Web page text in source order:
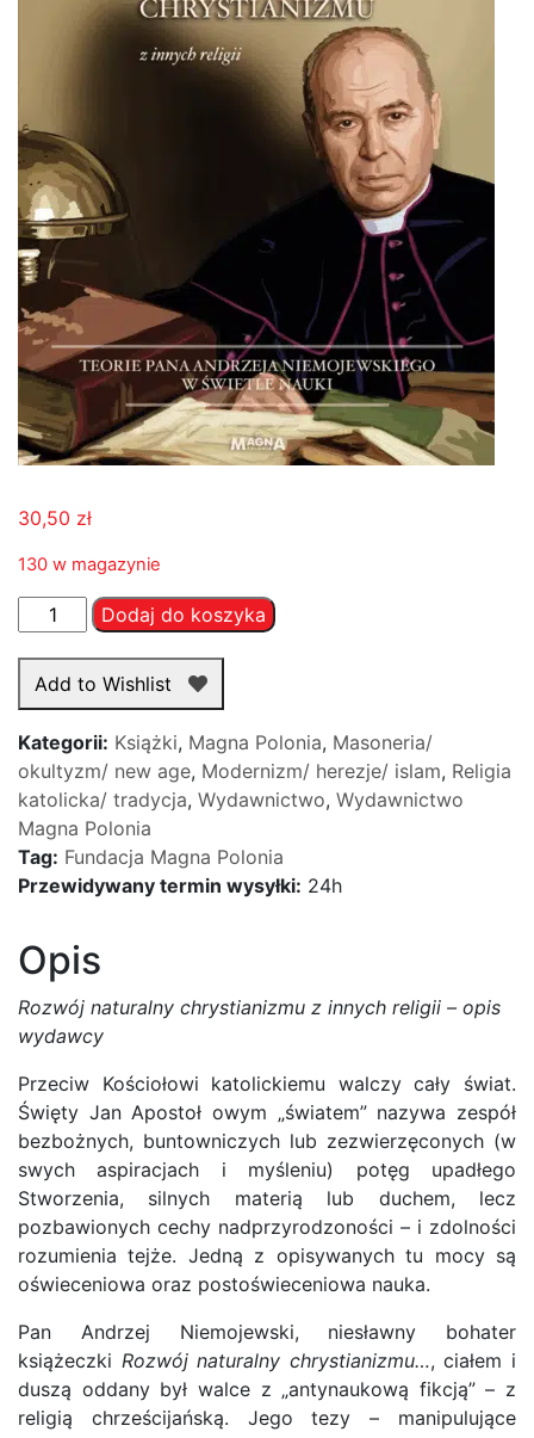
30,50 zł
130 w magazynie
ilość
Rozwój
naturalny
chrystianizmu
innych
religii
-
ks.
dr
S.
Dodaj do koszyka
Add to Wishlist
Kategorii: Książki, Magna Polonia, Masoneria/
okultyzm/ new age, Modernizm/ herezje/ islam, Religia
katolicka/ tradycja, Wydawnictwo, Wydawnictwo
Magna Polonia
Tag: Fundacja Magna Polonia
Przewidywany termin wysyłki: 24h
Opis
Rozwój naturalny chrystianizmu z innych religii – opis
wydawcy
Przeciw Kościołowi katolickiemu walczy cały świat.
Święty Jan Apostoł owym „światem” nazywa zespół
bezbożnych, buntowniczych lub zezwierzęconych (w
swych aspiracjach i myśleniu) potęg upadłego
Stworzenia, silnych materią lub duchem, lecz
pozbawionych cechy nadprzyrodzoności – i zdolności
rozumienia tejże. Jedną z opisywanych tu mocy są
oświeceniowa oraz postoświeceniowa nauka.
Pan Andrzej Niemojewski, niesławny bohater
książeczki Rozwój naturalny chrystianizmu…, ciałem i
duszą oddany był walce z „antynaukową fikcją” – z
religią chrześcijańską. Jego tezy – manipulujące